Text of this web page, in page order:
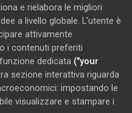
e rielabora le migliori
a livello globale. L'utente è
attivamente
i contenuti preferiti
dedicata ("your
sezione interattiva riguarda
impostando le
visualizzare e stampare i